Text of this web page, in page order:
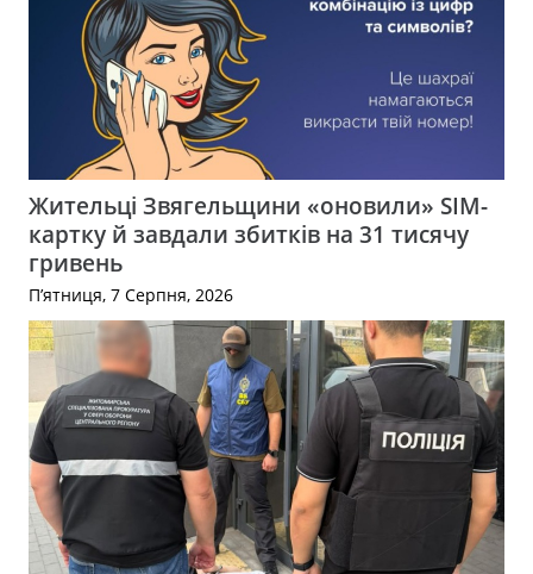
Жительці Звягельщини «оновили» SIM-
картку й завдали збитків на 31 тисячу
гривень
П’ятниця, 7 Серпня, 2026